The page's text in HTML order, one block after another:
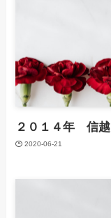
２０１４年 信越
2020-06-21